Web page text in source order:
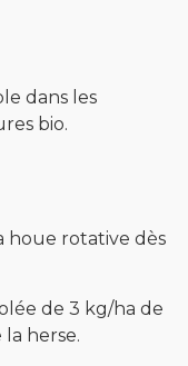
dans les
bio.
houe rotative dès
de 3 kg/ha de
herse.